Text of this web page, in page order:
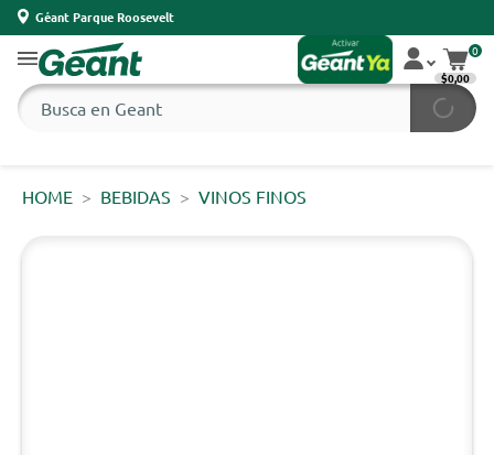
Géant Parque Roosevelt
0
$0,00
HOME BEBIDAS VINOS FINOS